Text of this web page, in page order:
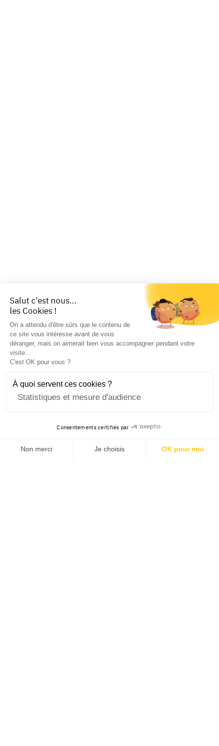
Salut c'est nous...
les Cookies !
On a attendu d'être sûrs que le contenu de
ce site vous intéresse avant de vous
déranger, mais on aimerait bien vous accompagner pendant votre
visite...
C'est OK pour vous ?
À quoi servent ces cookies ?
Statistiques et mesure d'audience
Consentements certifiés par
Non merci Je choisis OK pour moi